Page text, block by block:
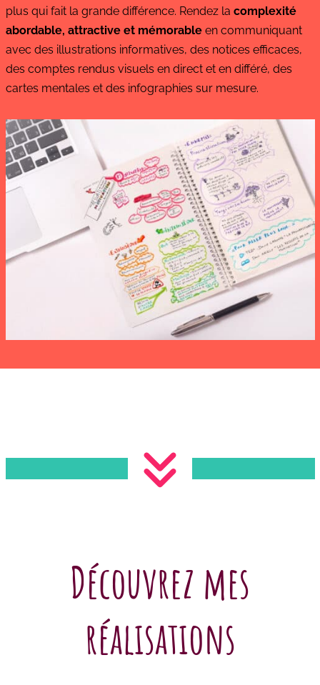
plus qui fait la grande différence. Rendez la complexité
abordable, attractive et mémorableen communiquant
avec des illustrations informatives, des notices efficaces,
des comptes rendus visuels en direct et en différé, des
cartes mentales et des infographies sur mesure.
Découvrez mes
réalisations